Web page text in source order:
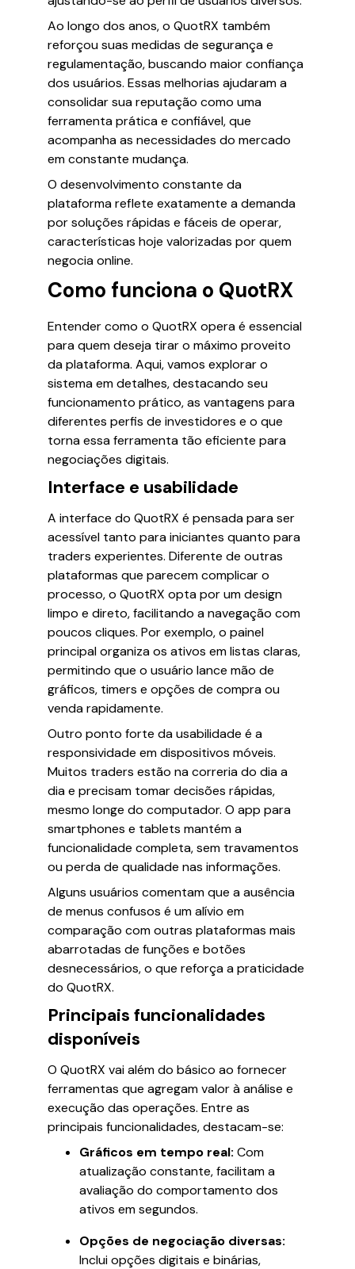
Ao longo dos anos, o QuotRX também
reforçou suas medidas de segurança e
regulamentação, buscando maior confiança
dos usuários. Essas melhorias ajudaram a
consolidar sua reputação como uma
ferramenta prática e confiável, que
acompanha as necessidades do mercado
em constante mudança.
O desenvolvimento constante da
plataforma reflete exatamente a demanda
por soluções rápidas e fáceis de operar,
características hoje valorizadas por quem
negocia online.
Como funciona o QuotRX
Entender como o QuotRX opera é essencial
para quem deseja tirar o máximo proveito
da plataforma. Aqui, vamos explorar o
sistema em detalhes, destacando seu
funcionamento prático, as vantagens para
diferentes perfis de investidores e o que
torna essa ferramenta tão eficiente para
negociações digitais.
Interface e usabilidade
A interface do QuotRX é pensada para ser
acessível tanto para iniciantes quanto para
traders experientes. Diferente de outras
plataformas que parecem complicar o
processo, o QuotRX opta por um design
limpo e direto, facilitando a navegação com
poucos cliques. Por exemplo, o painel
principal organiza os ativos em listas claras,
permitindo que o usuário lance mão de
gráficos, timers e opções de compra ou
venda rapidamente.
Outro ponto forte da usabilidade é a
responsividade em dispositivos móveis.
Muitos traders estão na correria do dia a
dia e precisam tomar decisões rápidas,
mesmo longe do computador. O app para
smartphones e tablets mantém a
funcionalidade completa, sem travamentos
ou perda de qualidade nas informações.
Alguns usuários comentam que a ausência
de menus confusos é um alívio em
comparação com outras plataformas mais
abarrotadas de funções e botões
desnecessários, o que reforça a praticidade
do QuotRX.
Principais funcionalidades
disponíveis
O QuotRX vai além do básico ao fornecer
ferramentas que agregam valor à análise e
execução das operações. Entre as
principais funcionalidades, destacam-se:
Gráficos em tempo real: Com
atualização constante, facilitam a
avaliação do comportamento dos
ativos em segundos.
Opções de negociação diversas:
Inclui opções digitais e binárias,